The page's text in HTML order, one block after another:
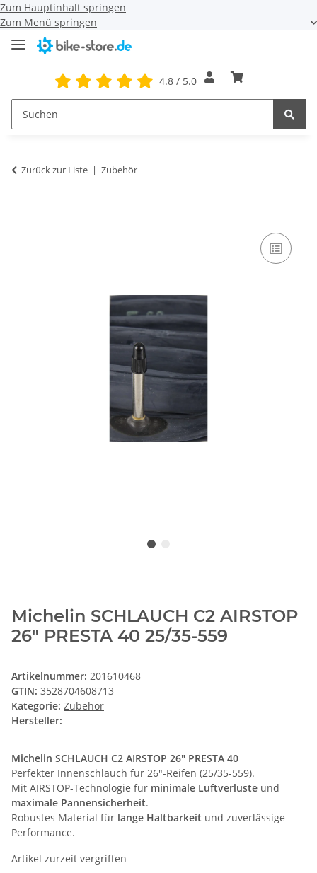
Zum Hauptinhalt springen
Zum Menü springen
4.8 / 5.0
Zurück zur Liste Zubehör
Michelin SCHLAUCH C2 AIRSTOP
26" PRESTA 40 25/35-559
Artikelnummer: 201610468
GTIN: 3528704608713
Kategorie: Zubehör
Hersteller:
Michelin SCHLAUCH C2 AIRSTOP 26" PRESTA 40
Perfekter Innenschlauch für 26"-Reifen (25/35-559).
Mit AIRSTOP-Technologie für minimale Luftverluste und
maximale Pannensicherheit.
Robustes Material für lange Haltbarkeit und zuverlässige
Performance.
Artikel zurzeit vergriffen